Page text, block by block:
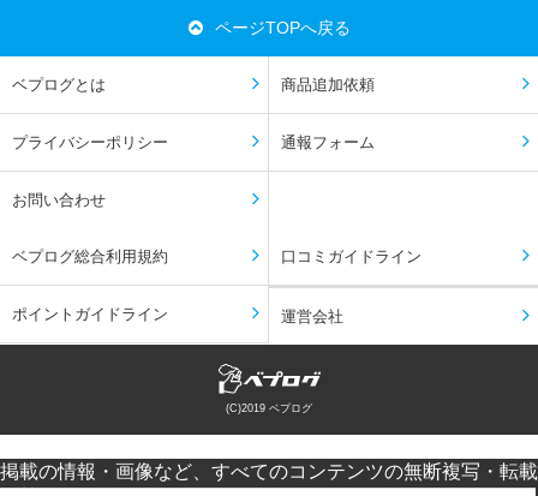
ページTOPへ戻る
ベプログとは 商品追加依頼
プライバシーポリシー 通報フォーム
お問い合わせ
ベプログ総合利用規約 口コミガイドライン
ポイントガイドライン 運営会社
(C)2019 ベプログ
掲載の情報・画像など、すべてのコンテンツの無断複写・転載